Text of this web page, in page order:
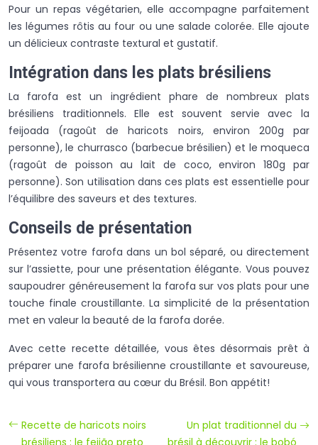
Pour un repas végétarien, elle accompagne parfaitement
les légumes rôtis au four ou une salade colorée. Elle ajoute
un délicieux contraste textural et gustatif.
Intégration dans les plats brésiliens
La farofa est un ingrédient phare de nombreux plats
brésiliens traditionnels. Elle est souvent servie avec la
feijoada (ragoût de haricots noirs, environ 200g par
personne), le churrasco (barbecue brésilien) et le moqueca
(ragoût de poisson au lait de coco, environ 180g par
personne). Son utilisation dans ces plats est essentielle pour
l’équilibre des saveurs et des textures.
Conseils de présentation
Présentez votre farofa dans un bol séparé, ou directement
sur l’assiette, pour une présentation élégante. Vous pouvez
saupoudrer généreusement la farofa sur vos plats pour une
touche finale croustillante. La simplicité de la présentation
met en valeur la beauté de la farofa dorée.
Avec cette recette détaillée, vous êtes désormais prêt à
préparer une farofa brésilienne croustillante et savoureuse,
qui vous transportera au cœur du Brésil. Bon appétit!
Recette de haricots noirs
brésiliens : le feijão preto
Un plat traditionnel du
brésil à découvrir : le bobó